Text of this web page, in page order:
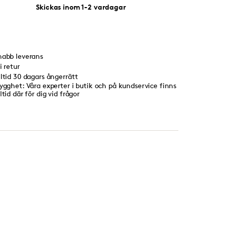
Skickas inom 1-2 vardagar
leverans
retur
30 dagars ångerrätt
Våra experter i butik och på kundservice finns
där för dig vid frågor